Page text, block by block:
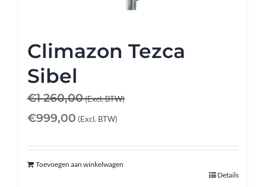
Climazon Tezca
Sibel
€1 260,00(Excl. BTW)
€999,00 (Excl. BTW)
Toevoegen aan winkelwagen
Details